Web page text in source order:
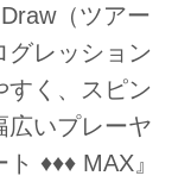
（ツアー
グレッション
すく、スピン
広いプレーヤ
♦♦♦ MAX』